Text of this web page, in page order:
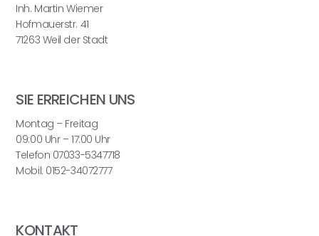
Inh. Martin Wiemer
Hofmauerstr. 41
71263 Weil der Stadt
SIE ERREICHEN UNS
Montag – Freitag
09:00 Uhr – 17:00 Uhr
Telefon 07033-5347718
Mobil: 0152-34072777
KONTAKT